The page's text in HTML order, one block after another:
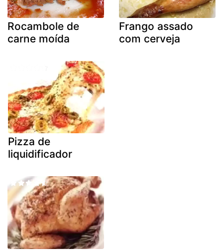
Rocambole de
carne moída
Frango assado
com cerveja
Pizza de
liquidificador